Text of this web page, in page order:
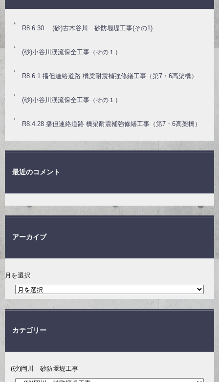
R8.6.30 (砂)古木谷川 砂防堰堤工事(その1)
(砂)小谷川渓流保全工事（その１）
R8.6.1 播但連絡道路 橋梁耐震補強修繕工事（第7・6高架橋）
(砂)小谷川渓流保全工事（その１）
R8.4.28 播但連絡道路 橋梁耐震補強修繕工事（第7・6高架橋）
最近のコメント
アーカイブ
月を選択
カテゴリー
(砂)岡川 砂防堰堤工事